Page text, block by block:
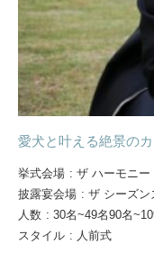
愛犬と叶える絶景の
挙式会場 : ザ ハーモニー
披露宴会場 : ザ シーズン
人数 : 30名~49名90名
スタイル : 人前式